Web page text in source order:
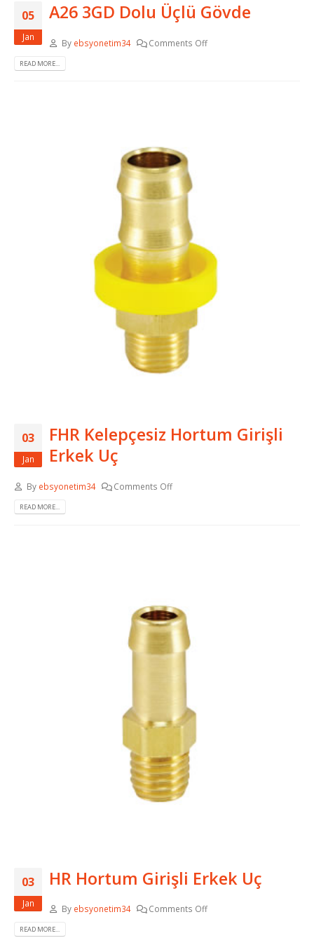
05
Jan
A26 3GD Dolu Üçlü Gövde
By ebsyonetim34 Comments Off
READ MORE...
03
Jan
FHR Kelepçesiz Hortum Girişli
Erkek Uç
By ebsyonetim34 Comments Off
READ MORE...
03
Jan
HR Hortum Girişli Erkek Uç
By ebsyonetim34 Comments Off
READ MORE...